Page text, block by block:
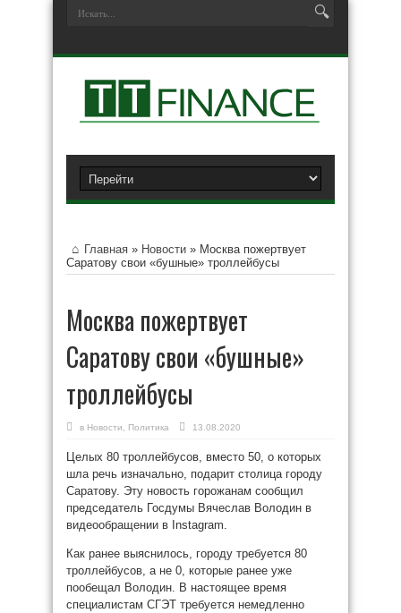
Главная » Новости » Москва пожертвует
Саратову свои «бушные» троллейбусы
Москва пожертвует
Саратову свои «бушные»
троллейбусы
в Новости Политика 13.08.2020
Целых 80 троллейбусов, вместо 50, о которых
шла речь изначально, подарит столица городу
Саратову. Эту новость горожанам сообщил
председатель Госдумы Вячеслав Володин в
видеообращении в Instagram.
Как ранее выяснилось, городу требуется 80
троллейбусов, а не 0, которые ранее уже
пообещал Володин. В настоящее время
специалистам СГЭТ требуется немедленно